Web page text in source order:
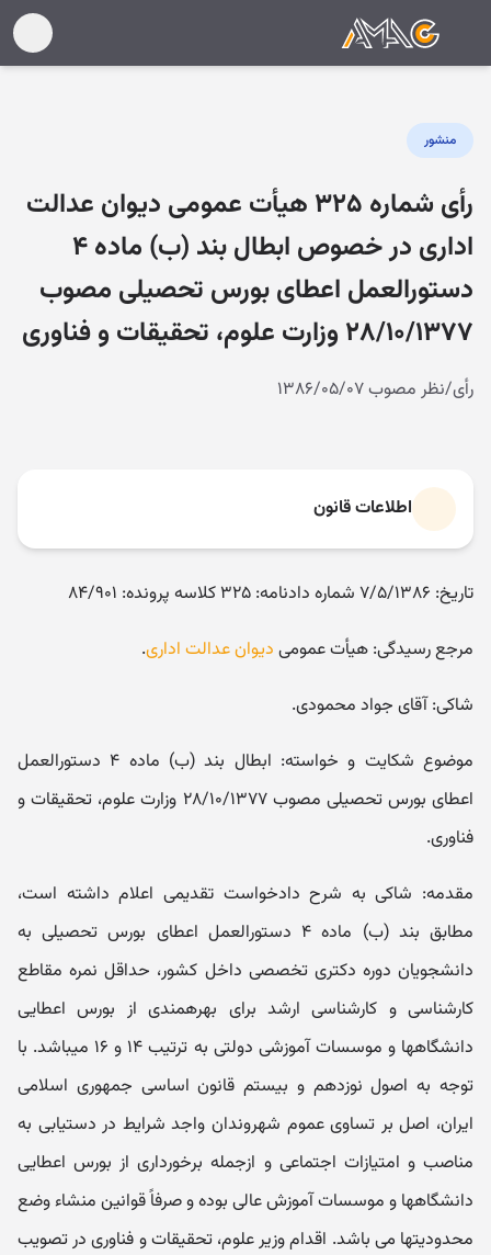
منشور
رأی شماره ۳۲۵ هیأت عمومی دیوان عدالت
اداری در خصوص ابطال بند (ب) ماده ۴
دستورالعمل اعطای بورس تحصیلی مصوب
۲۸/۱۰/۱۳۷۷ وزارت علوم، تحقیقات و فناوری
رأی/نظر مصوب ۱۳۸۶/۰۵/۰۷
اطلاعات قانون
تاریخ: ۷/۵/۱۳۸۶ شماره دادنامه: ۳۲۵ کلاسه پرونده: ۸۴/۹۰۱
مرجع رسیدگی: هیأت عمومی دیوان عدالت اداری.
شاکی: آقای جواد محمودی.
موضوع شکایت و خواسته: ابطال بند (ب) ماده ۴ دستورالعمل
اعطای بورس تحصیلی مصوب ۲۸/۱۰/۱۳۷۷ وزارت علوم، تحقیقات و
فناوری.
مقدمه: شاکی به شرح دادخواست تقدیمی اعلام داشته است،
مطابق بند (ب) ماده ۴ دستورالعمل اعطای بورس تحصیلی به
دانشجویان دوره دکتری تخصصی داخل کشور، حداقل نمره مقاطع
کارشناسی و کارشناسی ارشد برای بهره‎مندی از بورس اعطایی
دانشگاهها و موسسات آموزشی دولتی به ترتیب ۱۴ و ۱۶ می‎باشد. با
توجه به اصول نوزدهم و بیستم قانون اساسی جمهوری اسلامی
ایران، اصل بر تساوی عموم شهروندان واجد شرایط در دستیابی به
مناصب و امتیازات اجتماعی و ازجمله برخورداری از بورس اعطایی
دانشگاهها و موسسات آموزش عالی بوده و صرفاً قوانین منشاء وضع
محدودیتها می باشد. اقدام وزیر علوم، تحقیقات و فناوری در تصویب